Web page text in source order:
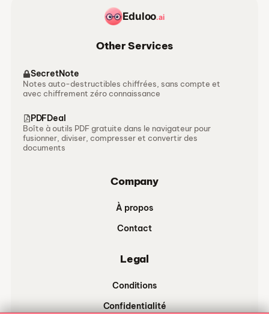
Eduloo.ai
Other Services
SecretNote
Notes auto-destructibles chiffrées, sans compte et
avec chiffrement zéro connaissance
PDFDeal
Boîte à outils PDF gratuite dans le navigateur pour
fusionner, diviser, compresser et convertir des
documents
Company
À propos
Contact
Legal
Conditions
Confidentialité